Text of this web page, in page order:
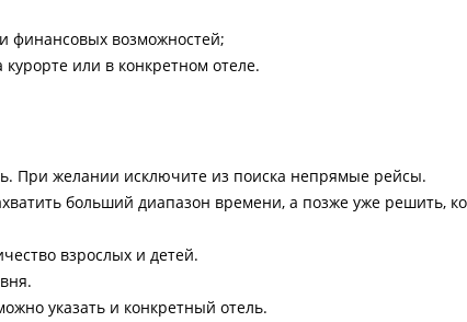
финансовых возможностей;
или в конкретном отеле.
При желании исключите из поиска непрямые рейсы.
больший диапазон времени, а позже уже решить,
взрослых и детей.
указать и конкретный отель.